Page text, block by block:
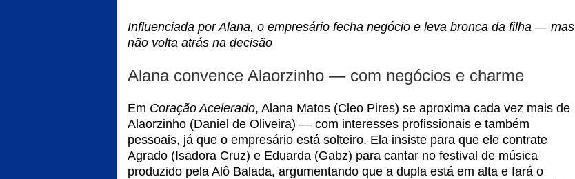
Influenciada por Alana, o empresário fecha negócio e leva bronca da filha — mas
não volta atrás na decisão
Alana convence Alaorzinho — com negócios e charme
Em Coração Acelerado, Alana Matos (Cleo Pires) se aproxima cada vez mais de
Alaorzinho (Daniel de Oliveira) — com interesses profissionais e também
pessoais, já que o empresário está solteiro. Ela insiste para que ele contrate
Agrado (Isadora Cruz) e Eduarda (Gabz) para cantar no festival de música
produzido pela Alô Balada, argumentando que a dupla está em alta e fará o